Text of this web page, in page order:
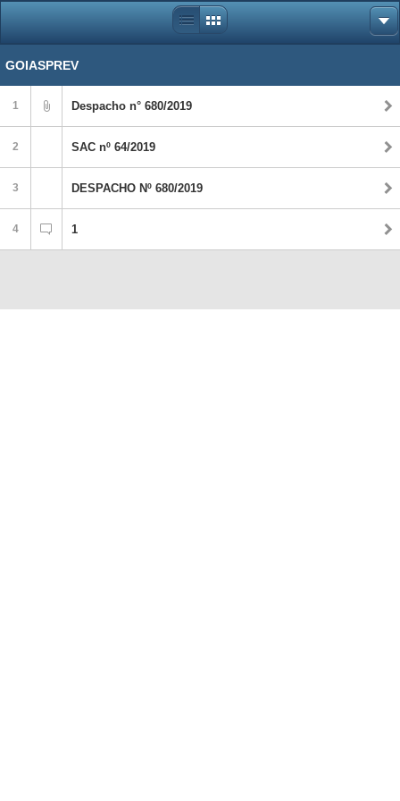
GOIASPREV
1 Despacho n° 680/2019
2 SAC nº 64/2019
3 DESPACHO Nº 680/2019
4 1